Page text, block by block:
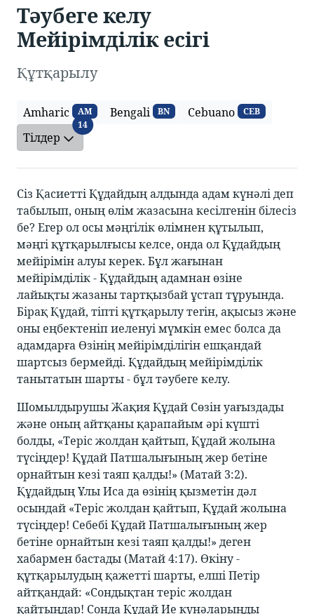
Тәубеге келу
Мейірімділік есігі
Құтқарылу
Amharic AM Bengali BN Cebuano CEB
Тілдер
14Тілдер
Сіз Қасиетті Құдайдың алдында адам күнәлі деп
табылып, оның өлім жазасына кесілгенін білесіз
бе? Егер ол осы мәңгілік өлімнен құтылып,
мәңгі құтқарылғысы келсе, онда ол Құдайдың
мейірімін алуы керек. Бұл жағынан
мейірімділік - Құдайдың адамнан өзіне
лайықты жазаны тартқызбай ұстап тұруында.
Бірақ Құдай, тіпті құтқарылу тегін, ақысыз және
оны еңбектеніп иеленуі мүмкін емес болса да
адамдарға Өзінің мейірімділігін ешқандай
шартсыз бермейді. Құдайдың мейірімділік
танытатын шарты - бұл тәубеге келу.
Шомылдырушы Жақия Құдай Сөзін уағыздады
және оның айтқаны қарапайым әрі күшті
болды, «Теріс жолдан қайтып, Құдай жолына
түсіңдер! Құдай Патшалығының жер бетіне
орнайтын кезі таяп қалды!» (Матай 3:2).
Құдайдың Ұлы Иса да өзінің қызметін дәл
осындай «Теріс жолдан қайтып, Құдай жолына
түсіңдер! Себебі Құдай Патшалығының жер
бетіне орнайтын кезі таяп қалды!» деген
хабармен бастады (Матай 4:17). Өкіну -
құтқарылудың қажетті шарты, елші Петір
айтқандай: «Сондықтан теріс жолдан
қайтыңдар! Сонда Құдай Ие күнәларыңды